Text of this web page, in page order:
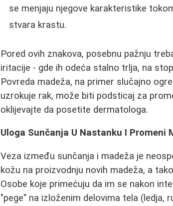
se menjaju njegove karakteristike
stvara krastu.
Pored ovih znakova, posebnu pažnju
iritacije - gde ih odeća stalno trlja, na
Povreda madeža, na primer slučajno
uzrokuje rak, može biti podsticaj za
oklijevajte da posetite dermatologa.
Uloga Sunčanja U Nastanku I Promeni
Veza između sunčanja i madeža je
kožu na proizvodnju novih madeža, a
Osobe koje primećuju da im se nakon
"pege" na izloženim delovima tela (ledja,